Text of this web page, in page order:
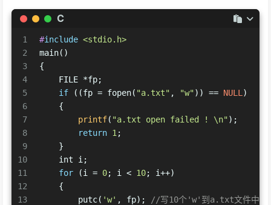
C
1
2
3
4
5
6
7
8
9
10
11
12
13
#include <stdio.h>
main()
{
    FILE *fp;
if ((fp = fopen( "a.txt" , "w")) == NULL )
    {
printf( "a.txt open failed ! \n");
return 1 ;
    }
int i;
for (i = 0; i < 10; i++)
    {
        putc(
'w' , fp);
//写10个'w'到a.txt文件中